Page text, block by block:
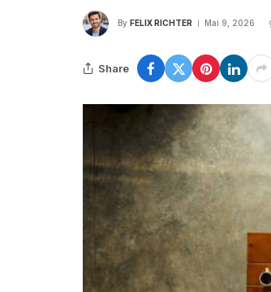
By FELIX RICHTER Mai 9, 2026
Share